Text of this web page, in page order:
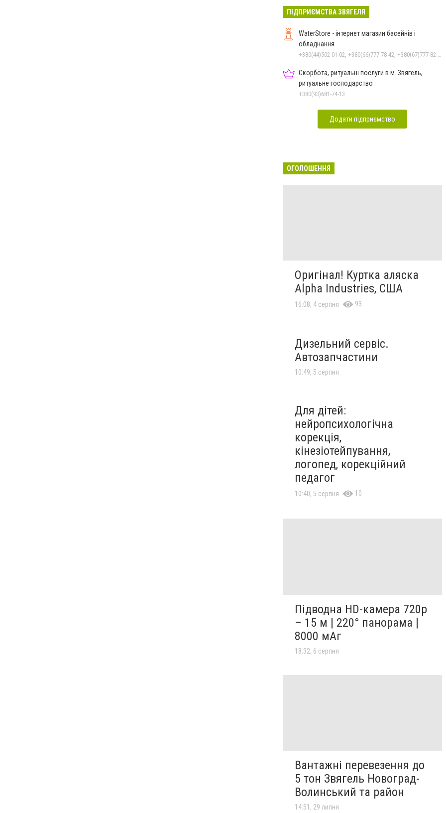
ПІДПРИЄМСТВА ЗВЯГЕЛЯ
WaterStore - інтернет магазин басейнів і
обладнання
+380(44)502-01-02, +380(66)777-78-42, +380(67)777-82-19, +380(67)890-80-80, +380(73)890-80-80, +380(44)502-01-03
Скорбота, ритуальні послуги в м. Звягель,
ритуальне господарство
+380(93)681-74-13
Додати підприємство
ОГОЛОШЕННЯ
Оригінал! Куртка аляска
Alpha Industries, США
16:08, 4 серпня 93
Дизельний сервіс.
Автозапчастини
10:49, 5 серпня
Для дітей:
нейропсихологічна
корекція,
кінезіотейпування,
логопед, корекційний
педагог
10:40, 5 серпня 10
Підводна HD-камера 720p
– 15 м | 220° панорама |
8000 мАг
18:32, 6 серпня
Вантажні перевезення до
5 тон Звягель Новоград-
Волинський та район
14:51, 29 липня